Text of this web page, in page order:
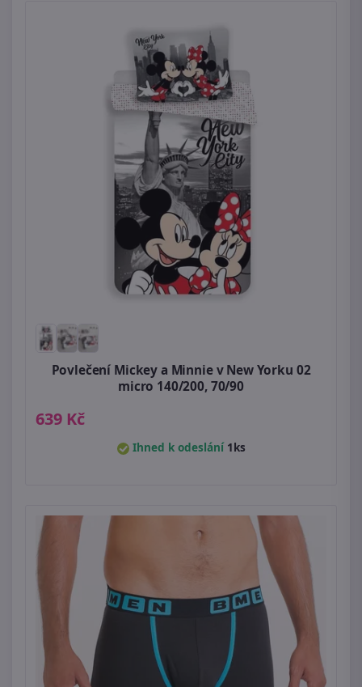
Povlečení Mickey a Minnie v New Yorku 02
micro 140/200, 70/90
639 Kč
Ihned k odeslání 1ks